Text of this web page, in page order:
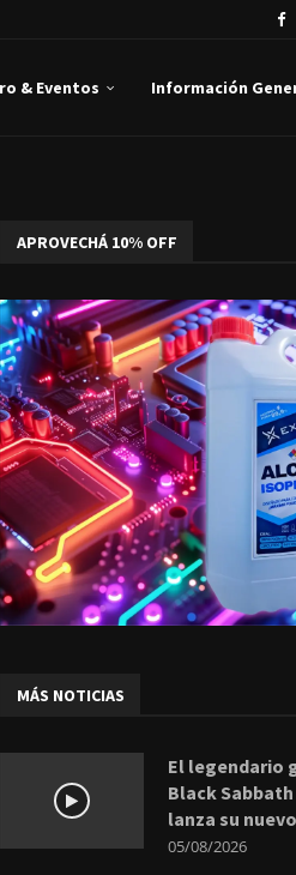
& Eventos Información
APROVECHÁ 10% OFF
MÁS NOTICIAS
El legendario
Black
lanza su
05/08/2026